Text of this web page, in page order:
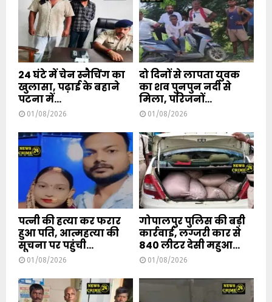
24 घंटे में चेन स्नैचिंग का
खुलासा, पढ़ाई के बहाने
पटना में...
01/08/2026
दो दिनों से लापता युवक
का शव पुनपुन नदी से
मिला, परिजनों...
01/08/2026
पत्नी की हत्या कर फरार
हुआ पति, आत्महत्या की
सूचना पर पहुंची...
01/08/2026
गोपालपुर पुलिस की बड़ी
कार्रवाई, लग्जरी कार से
840 लीटर देसी महुआ...
01/08/2026